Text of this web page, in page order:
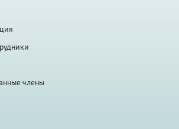
члены